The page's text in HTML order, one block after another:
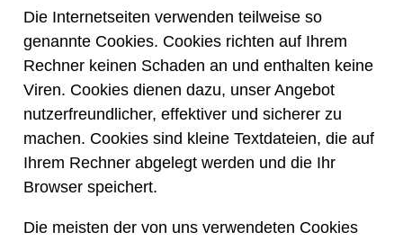
Die Internetseiten verwenden teilweise so
genannte Cookies. Cookies richten auf Ihrem
Rechner keinen Schaden an und enthalten keine
Viren. Cookies dienen dazu, unser Angebot
nutzerfreundlicher, effektiver und sicherer zu
machen. Cookies sind kleine Textdateien, die auf
Ihrem Rechner abgelegt werden und die Ihr
Browser speichert.
Die meisten der von uns verwendeten Cookies